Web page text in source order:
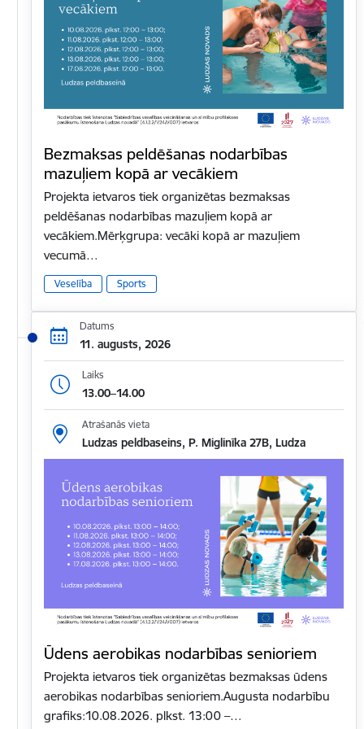
Bezmaksas peldēšanas nodarbības
mazuļiem kopā ar vecākiem
Projekta ietvaros tiek organizētas bezmaksas
peldēšanas nodarbības mazuļiem kopā ar
vecākiem.Mērķgrupa: vecāki kopā ar mazuļiem
vecumā…
Veselība Sports
Datums
11. augusts, 2026
Laiks
13.00–14.00
Atrašanās vieta
Ludzas peldbaseins, P. Miglinīka 27B, Ludza
Ūdens aerobikas nodarbības senioriem
Projekta ietvaros tiek organizētas bezmaksas ūdens
aerobikas nodarbības senioriem.Augusta nodarbību
grafiks:10.08.2026. plkst. 13:00 –…